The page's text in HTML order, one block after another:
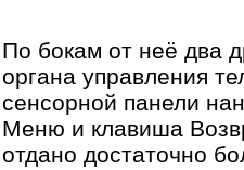
По бокам от неё два
органа управления
сенсорной панели
Меню и клавиша
отдано достаточно